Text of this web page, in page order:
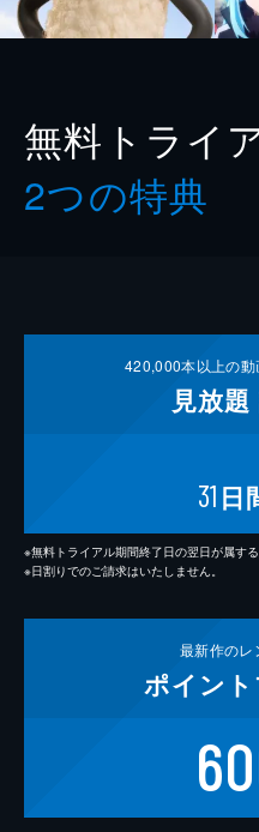
無料トライ
2つの特典
420,000本以上の
見放題
31 日
※無料トライアル期間終了日の翌日が属す
※日割りでのご請求はいたしません。
最新作のレ
ポイント